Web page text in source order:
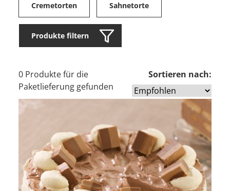
Cremetorten Sahnetorte
Produkte filtern
0 Produkte für die
Paketlieferung gefunden
Sortieren nach: